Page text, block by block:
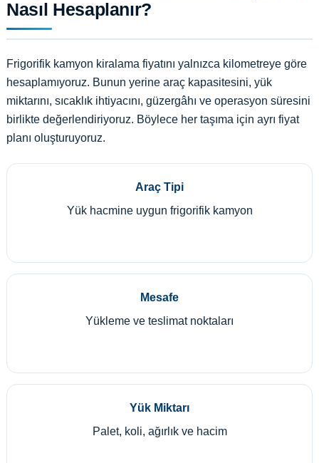
Nasıl Hesaplanır?
Frigorifik kamyon kiralama fiyatını yalnızca kilometreye göre
hesaplamıyoruz. Bunun yerine araç kapasitesini, yük
miktarını, sıcaklık ihtiyacını, güzergâhı ve operasyon süresini
birlikte değerlendiriyoruz. Böylece her taşıma için ayrı fiyat
planı oluşturuyoruz.
Araç Tipi
Yük hacmine uygun frigorifik kamyon
Mesafe
Yükleme ve teslimat noktaları
Yük Miktarı
Palet, koli, ağırlık ve hacim